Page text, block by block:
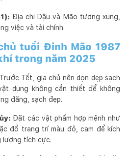
Địa chi Dậu và Mão tương xung,
việc và tài chính.
tuổi Đinh Mão 1987
trong năm 2025
Trước Tết, gia chủ nên dọn dẹp sạch
dụng không cần thiết để không
đãng, sạch đẹp.
Đặt các vật phẩm hợp mệnh như
đồ trang trí màu đỏ, cam để kích
lượng tích cực.